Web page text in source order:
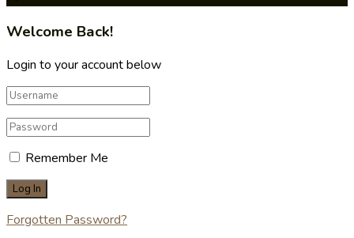
Welcome Back!
Login to your account below
Remember Me
Forgotten Password?